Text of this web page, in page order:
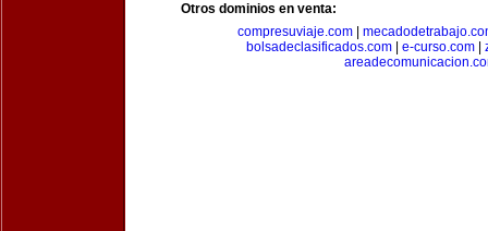
Otros dominios en venta:
compresuviaje.com
bolsadeclasificados.com
e-curso.com